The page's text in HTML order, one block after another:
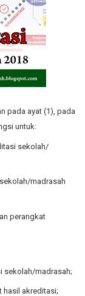
pada ayat (1), pada
untuk:
sekolah/
madrasah
perangkat
sekolah/madrasah;
hasil akreditasi;